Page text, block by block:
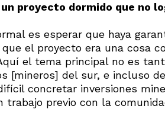
proyecto dormido que no
es esperar que haya
el proyecto era una cosa
el tema principal no es
[mineros] del sur, e incluso
concretar inversiones
trabajo previo con la